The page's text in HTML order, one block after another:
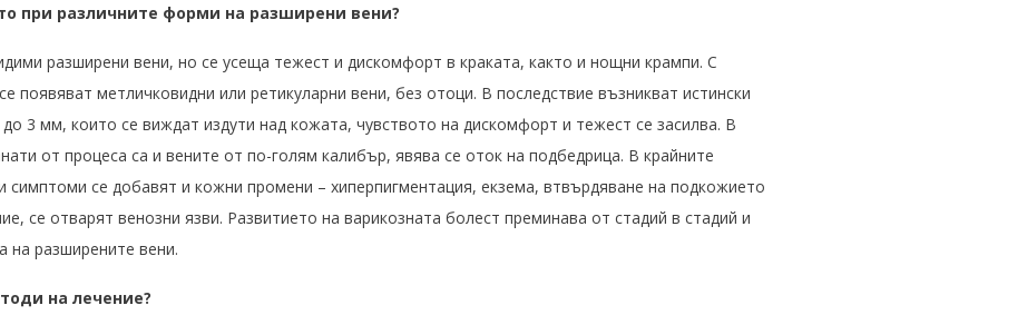
при различните форми на разширени вени?
разширени вени, но се усеща тежест и дискомфорт в краката, както и нощни крампи. С
появяват метличковидни или ретикуларни вени, без отоци. В последствие възникват истински
3 мм, които се виждат издути над кожата, чувството на дискомфорт и тежест се засилва. В
от процеса са и вените от по-голям калибър, явява се оток на подбедрица. В крайните
симптоми се добавят и кожни промени – хиперпигментация, екзема, втвърдяване на подкожието
се отварят венозни язви. Развитието на варикозната болест преминава от стадий в стадий и
на разширените вени.
на лечение?